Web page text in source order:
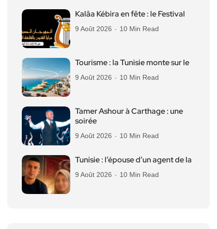
Kalâa Kébira en fête : le Festival
9 Août 2026 10 Min Read
Tourisme : la Tunisie monte sur le
9 Août 2026 10 Min Read
Tamer Ashour à Carthage : une
soirée
9 Août 2026 10 Min Read
Tunisie : l’épouse d’un agent de la
9 Août 2026 10 Min Read